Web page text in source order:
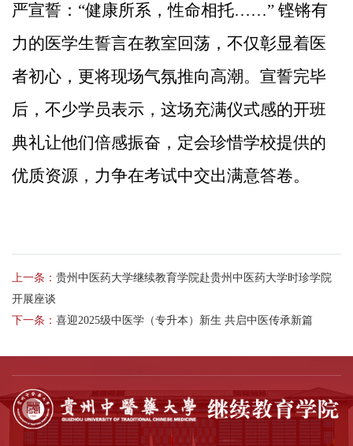
严宣誓： “健康所系，性命相托……” 铿锵有
力的医学生誓言在教室回荡，不仅彰显着医
者初心，更将现场气氛推向高潮。宣誓完毕
后，不少学员表示，这场充满仪式感的开班
典礼让他们倍感振奋，定会珍惜学校提供的
优质资源，力争在考试中交出满意答卷。
上一条： 贵州中医药大学继续教育学院赴贵州中医药大学时珍学院
开展座谈
下一条： 喜迎2025级中医学（专升本）新生 共启中医传承新篇